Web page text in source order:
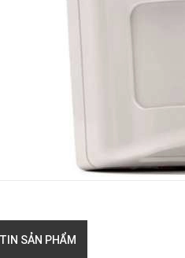
SẢN PHẨM